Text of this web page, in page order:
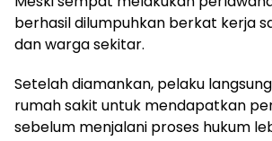
berhasil dilumpuhkan berkat kerja
dan warga sekitar.
Setelah diamankan, pelaku
rumah sakit untuk mendapatkan
sebelum menjalani proses hukum